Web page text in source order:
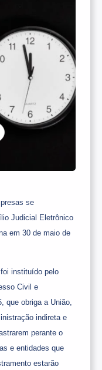
se
Judicial Eletrônico
em 30 de maio de
instituído pelo
Civil e
que obriga a União,
indireta e
perante o
e entidades que
estarão